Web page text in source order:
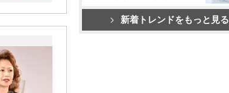
新着トレンドをもっと見る